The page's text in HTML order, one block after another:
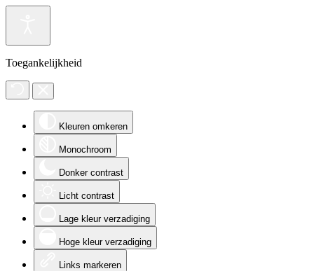
Toegankelijkheid
Kleuren omkeren
Monochroom
Donker contrast
Licht contrast
Lage kleur verzadiging
Hoge kleur verzadiging
Links markeren